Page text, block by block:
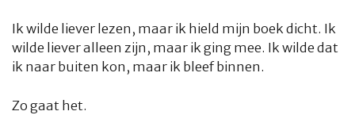
Ik wilde liever lezen, maar ik hield mijn boek dicht. Ik
wilde liever alleen zijn, maar ik ging mee. Ik wilde dat
ik naar buiten kon, maar ik bleef binnen.
Zo gaat het.